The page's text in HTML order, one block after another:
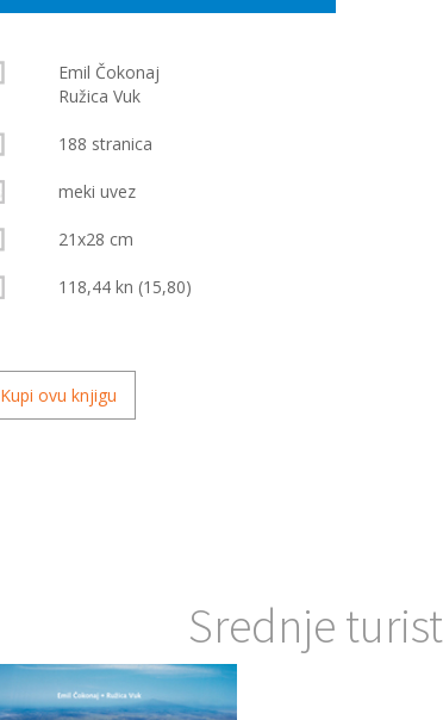
Emil Čokonaj
Ružica Vuk
188 stranica
meki uvez
21x28 cm
118,44 kn (15,80)
Kupi ovu knjigu
Srednje